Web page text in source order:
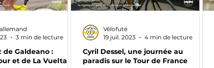
de Galdeano :
et de La Vuelta
3 min de lecture
Cyril Dessel, une journée au
paradis sur le Tour de France
Vélofuté
19 juil. 2023
4 min de lecture